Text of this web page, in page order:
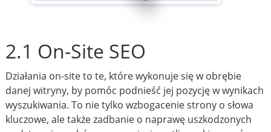
2.1 On-Site SEO
Działania on-site to te, które wykonuje się w obrębie
danej witryny, by pomóc podnieść jej pozycję w wynikach
wyszukiwania. To nie tylko wzbogacenie strony o słowa
kluczowe, ale także zadbanie o naprawę uszkodzonych